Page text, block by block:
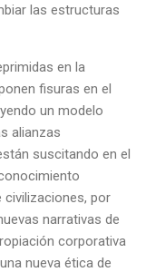
las estructuras
en la
fisuras en el
un modelo
alianzas
suscitando en el
por
narrativas de
corporativa
nueva ética de